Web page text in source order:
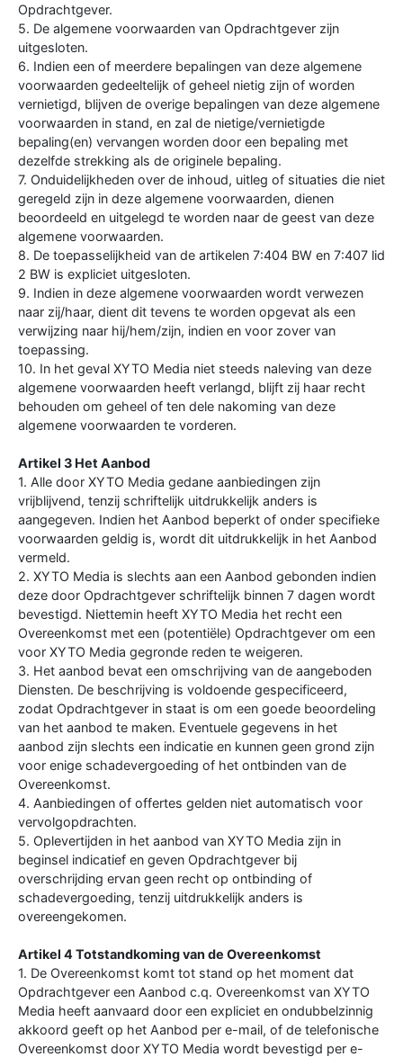
Opdrachtgever.
5. De algemene voorwaarden van Opdrachtgever zijn
uitgesloten.
6. Indien een of meerdere bepalingen van deze algemene
voorwaarden gedeeltelijk of geheel nietig zijn of worden
vernietigd, blijven de overige bepalingen van deze algemene
voorwaarden in stand, en zal de nietige/vernietigde
bepaling(en) vervangen worden door een bepaling met
dezelfde strekking als de originele bepaling.
7. Onduidelijkheden over de inhoud, uitleg of situaties die niet
geregeld zijn in deze algemene voorwaarden, dienen
beoordeeld en uitgelegd te worden naar de geest van deze
algemene voorwaarden.
8. De toepasselijkheid van de artikelen 7:404 BW en 7:407 lid
2 BW is expliciet uitgesloten.
9. Indien in deze algemene voorwaarden wordt verwezen
naar zij/haar, dient dit tevens te worden opgevat als een
verwijzing naar hij/hem/zijn, indien en voor zover van
toepassing.
10. In het geval XYTO Media niet steeds naleving van deze
algemene voorwaarden heeft verlangd, blijft zij haar recht
behouden om geheel of ten dele nakoming van deze
algemene voorwaarden te vorderen.
Artikel 3 Het Aanbod
1. Alle door XYTO Media gedane aanbiedingen zijn
vrijblijvend, tenzij schriftelijk uitdrukkelijk anders is
aangegeven. Indien het Aanbod beperkt of onder specifieke
voorwaarden geldig is, wordt dit uitdrukkelijk in het Aanbod
vermeld.
2. XYTO Media is slechts aan een Aanbod gebonden indien
deze door Opdrachtgever schriftelijk binnen 7 dagen wordt
bevestigd. Niettemin heeft XYTO Media het recht een
Overeenkomst met een (potentiële) Opdrachtgever om een
voor XYTO Media gegronde reden te weigeren.
3. Het aanbod bevat een omschrijving van de aangeboden
Diensten. De beschrijving is voldoende gespecificeerd,
zodat Opdrachtgever in staat is om een goede beoordeling
van het aanbod te maken. Eventuele gegevens in het
aanbod zijn slechts een indicatie en kunnen geen grond zijn
voor enige schadevergoeding of het ontbinden van de
Overeenkomst.
4. Aanbiedingen of offertes gelden niet automatisch voor
vervolgopdrachten.
5. Oplevertijden in het aanbod van XYTO Media zijn in
beginsel indicatief en geven Opdrachtgever bij
overschrijding ervan geen recht op ontbinding of
schadevergoeding, tenzij uitdrukkelijk anders is
overeengekomen.
Artikel 4 Totstandkoming van de Overeenkomst
1. De Overeenkomst komt tot stand op het moment dat
Opdrachtgever een Aanbod c.q. Overeenkomst van XYTO
Media heeft aanvaard door een expliciet en ondubbelzinnig
akkoord geeft op het Aanbod per e-mail, of de telefonische
Overeenkomst door XYTO Media wordt bevestigd per e-